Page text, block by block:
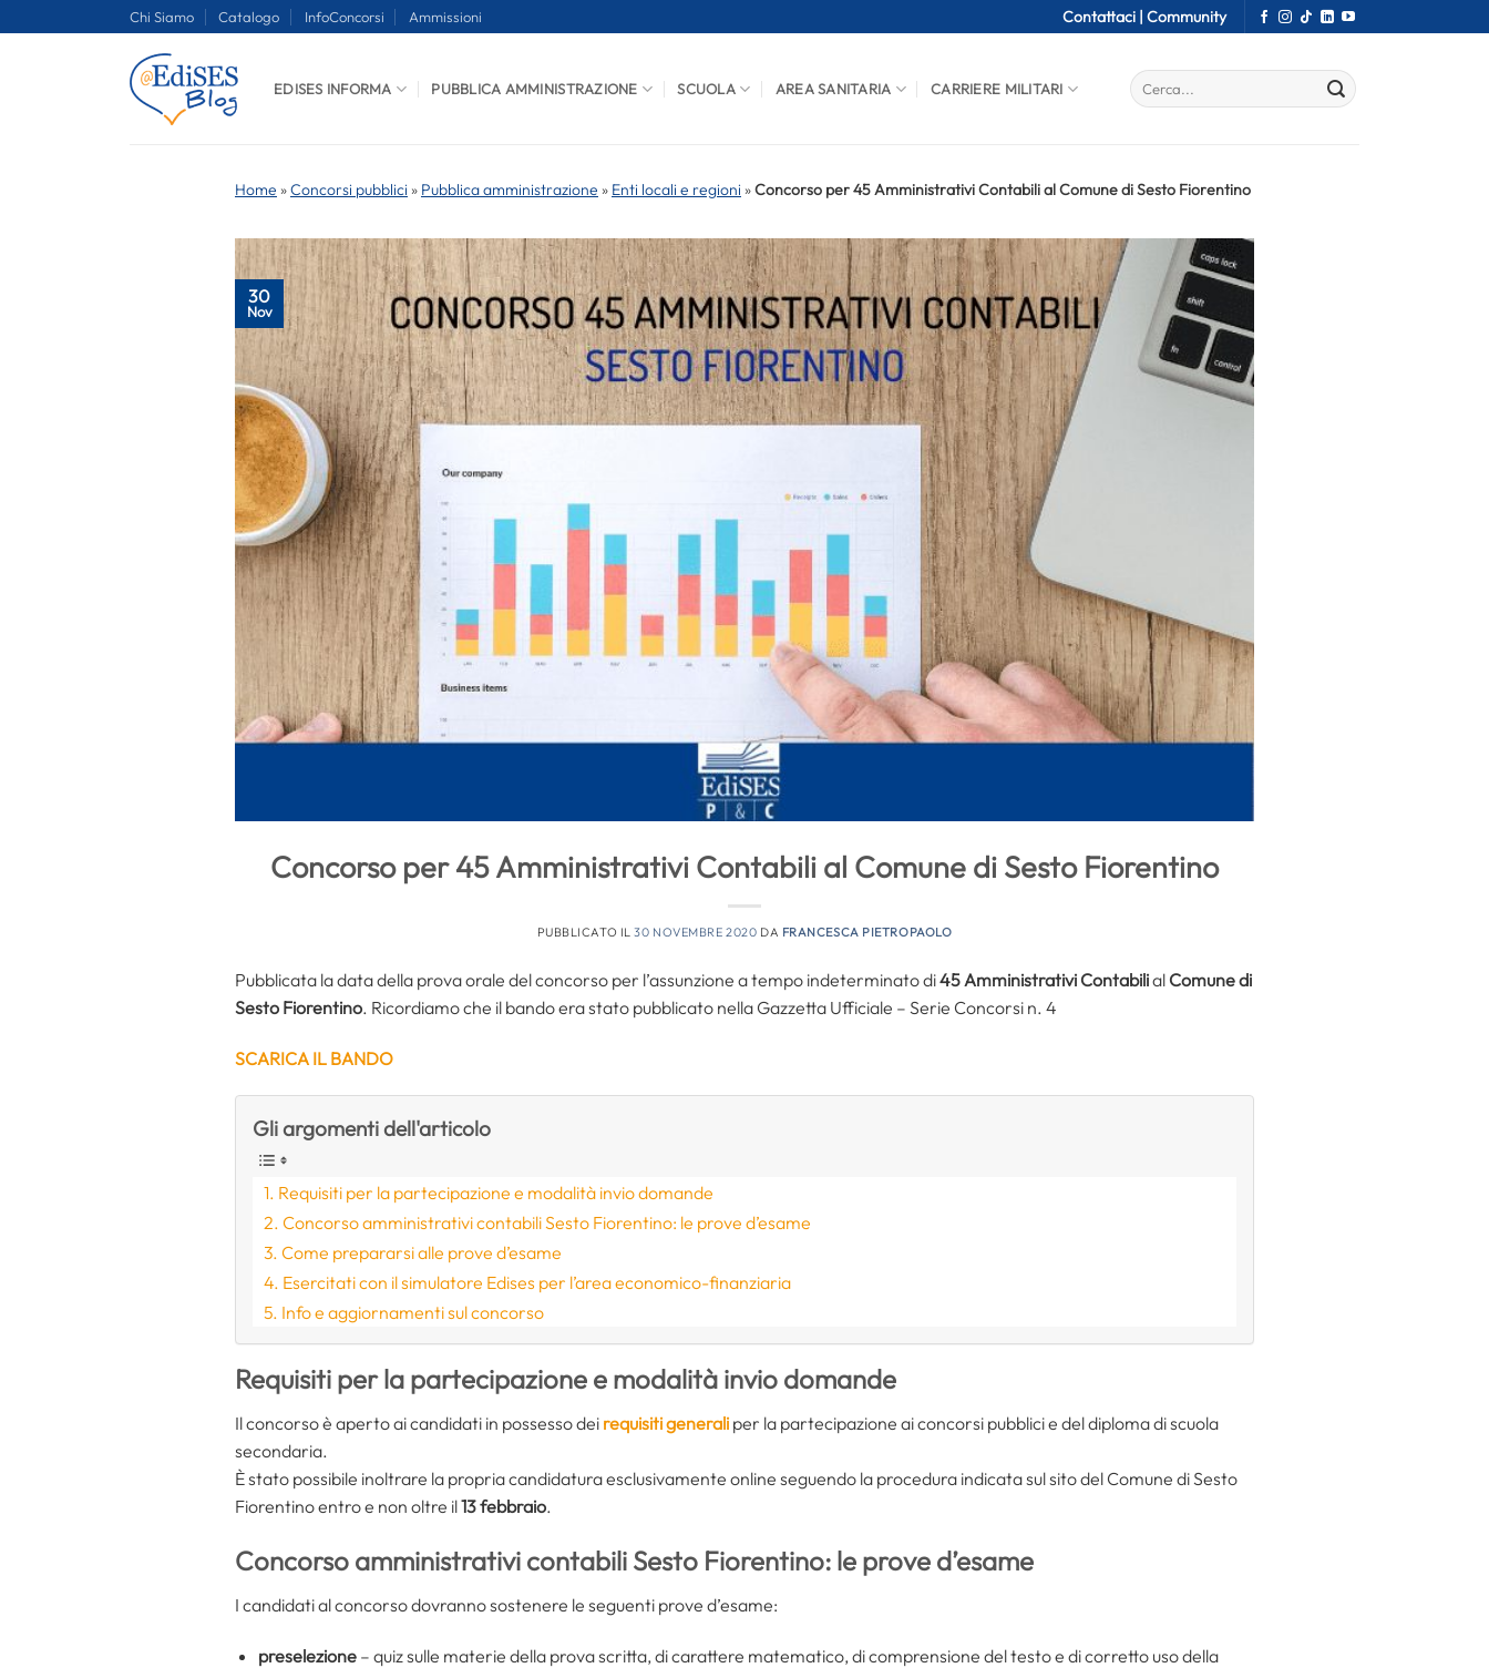
Chi Siamo Catalogo InfoConcorsi Ammissioni Contattaci | Community
EDISES INFORMA PUBBLICA AMMINISTRAZIONE SCUOLA AREA SANITARIA CARRIERE MILITARI
Home »Concorsi pubblici » Pubblica amministrazione » Enti locali e regioni »Concorso per 45 Amministrativi Contabili al Comune di Sesto Fiorentino
30
Nov
Concorso per 45 Amministrativi Contabili al Comune di Sesto Fiorentino
PUBBLICATO IL30 NOVEMBRE 2020 DA FRANCESCA PIETROPAOLO
Pubblicata la data della prova orale del concorso per l’assunzione a tempo indeterminato di45 Amministrativi Contabilial Comune di
Sesto Fiorentino. Ricordiamo che il bando era stato pubblicato nella Gazzetta Ufficiale – Serie Concorsi n. 4
SCARICA IL BANDO
Gli argomenti dell'articolo
Requisiti per la partecipazione e modalità invio domande
Concorso amministrativi contabili Sesto Fiorentino: le prove d’esame
Come prepararsi alle prove d’esame
Esercitati con il simulatore Edises per l’area economico-finanziaria
Info e aggiornamenti sul concorso
Requisiti per la partecipazione e modalità invio domande
Il concorso è aperto ai candidati in possesso dei requisiti generali per la partecipazione ai concorsi pubblici e del diploma di scuola
secondaria.
È stato possibile inoltrare la propria candidatura esclusivamente online seguendo la procedura indicata sul sito del Comune di Sesto
Fiorentino entro e non oltre il13 febbraio.
Concorso amministrativi contabili Sesto Fiorentino: le prove d’esame
I candidati al concorso dovranno sostenere le seguenti prove d’esame:
preselezione– quiz sulle materie della prova scritta, di carattere matematico, di comprensione del testo e di corretto uso della